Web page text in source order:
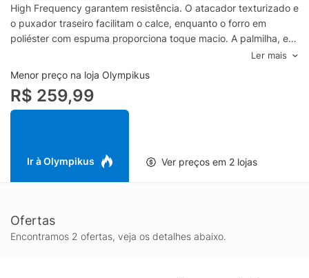
High Frequency garantem resistência. O atacador texturizado e
o puxador traseiro facilitam o calce, enquanto o forro em
poliéster com espuma proporciona toque macio. A palmilha, em
EVA e poliéster com aplicação gráfica, mantém os pés
confortáveis e ventilados. Já o solado com tecnologia ELEVA+
entrega resiliência, leveza e conforto a cada passada.
Ler mais
Menor preço na loja Olympikus
R$ 259,99
Ir à Olympikus Ver preços em 2 lojas
Ofertas
Encontramos 2 ofertas, veja os detalhes abaixo.